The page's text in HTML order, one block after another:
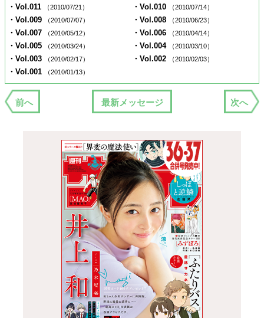
・Vol.011 （2010/07/21） ・Vol.010 （2010/07/14）
・Vol.009 （2010/07/07） ・Vol.008 （2010/06/23）
・Vol.007 （2010/05/12） ・Vol.006 （2010/04/14）
・Vol.005 （2010/03/24） ・Vol.004 （2010/03/10）
・Vol.003 （2010/02/17） ・Vol.002 （2010/02/03）
・Vol.001 （2010/01/13）
前へ 最新メッセージ 次へ